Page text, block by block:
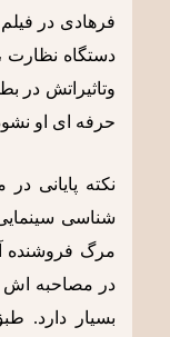
فرهادی در
دستگاه نظارت
وتاثیراتش در
حرفه ای او
نکته پایانی
شناسی
مرگ فروشنده
در مصاحبه
بسیار دارد.